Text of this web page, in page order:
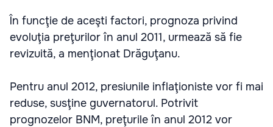
În funcţie de aceşti factori, prognoza privind
evoluţia preţurilor în anul 2011, urmează să fie
revizuită, a menţionat Drăguţanu.
Pentru anul 2012, presiunile inflaţioniste vor fi mai
reduse, susţine guvernatorul. Potrivit
prognozelor BNM, preţurile în anul 2012 vor